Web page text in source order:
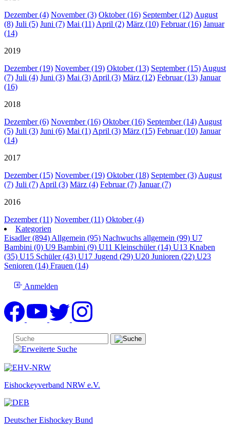
Dezember (4) November (3) Oktober (16) September (12) August
(8) Juli (5) Juni (7) Mai (11) April (2) März (10) Februar (16) Januar
(14)
2019
Dezember (19) November (19) Oktober (13) September (15) August
(7) Juli (4) Juni (3) Mai (3) April (3) März (12) Februar (13) Januar
(16)
2018
Dezember (6) November (16) Oktober (16) September (14) August
(5) Juli (3) Juni (6) Mai (1) April (3) März (15) Februar (10) Januar
(14)
2017
Dezember (15) November (19) Oktober (18) September (3) August
(7) Juli (7) April (3) März (4) Februar (7) Januar (7)
2016
Dezember (11) November (11) Oktober (4)
Kategorien
Eisadler (894) Allgemein (95) Nachwuchs allgemein (99) U7
Bambini (0) U9 Bambini (9) U11 Kleinschüler (14) U13 Knaben
(35) U15 Schüler (43) U17 Jugend (29) U20 Junioren (22) U23
Senioren (14) Frauen (14)
Anmelden
Eishockeyverband NRW e.V.
Deutscher Eishockey Bund